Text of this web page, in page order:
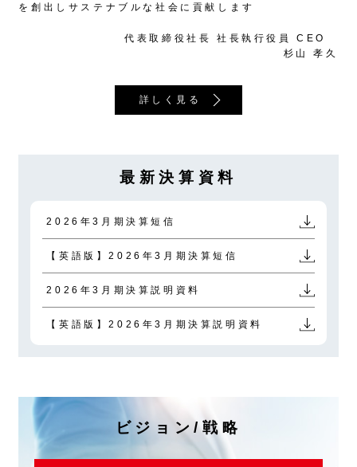
を創出しサステナブルな社会に貢献します
代表取締役社長 社長執行役員 CEO
杉山 孝久
詳しく見る
最新決算資料
2026年3月期決算短信
【英語版】2026年3月期決算短信
2026年3月期決算説明資料
【英語版】2026年3月期決算説明資料
ビジョン/戦略